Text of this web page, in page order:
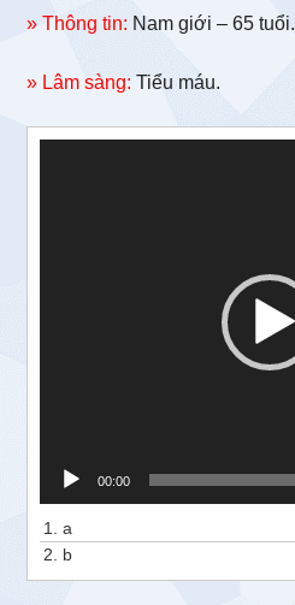
» Thông tin: Nam giới – 65 tuổi.
» Lâm sàng: Tiểu máu.
00:00
1.a
2. b